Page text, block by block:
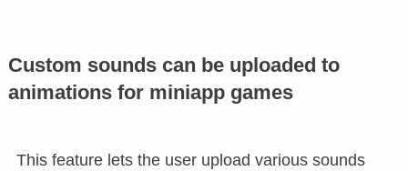
Custom sounds can be uploaded to
animations for miniapp games
This feature lets the user upload various sounds